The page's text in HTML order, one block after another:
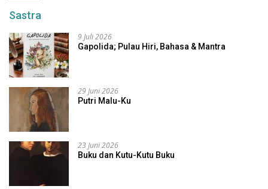
Sastra
9 Juli 2026
Gapolida; Pulau Hiri, Bahasa & Mantra
29 Juni 2026
Putri Malu-Ku
23 Juni 2026
Buku dan Kutu-Kutu Buku